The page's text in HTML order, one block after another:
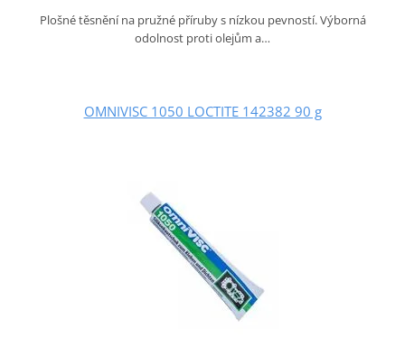
Plošné těsnění na pružné příruby s nízkou pevností. Výborná
odolnost proti olejům a…
OMNIVISC 1050 LOCTITE 142382 90 g